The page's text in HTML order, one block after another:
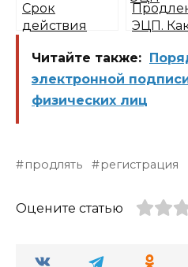
Срок
действия
подписи
ЭЦП.
но
ЭЦП
Читайте также:
электронной
физических лиц
продлять регистрация
Оцените статью